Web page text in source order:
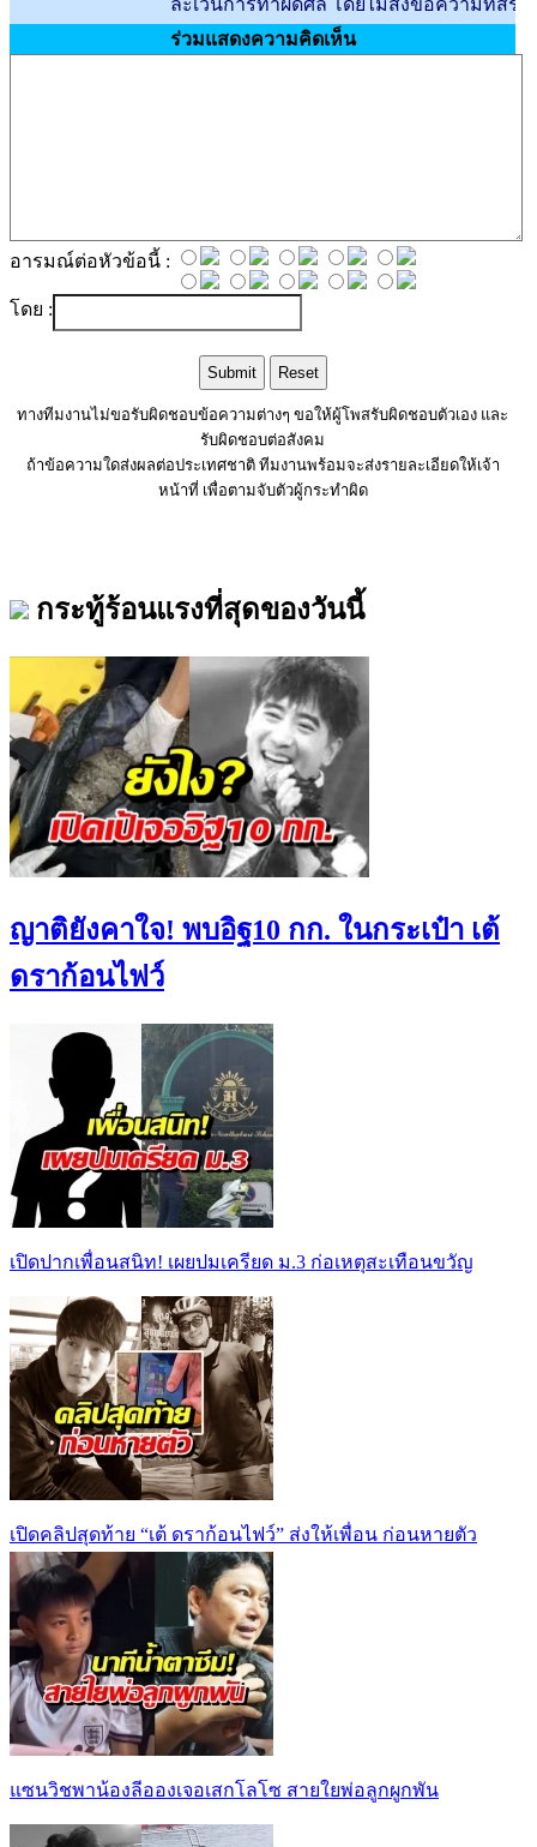
ร่วมแสดงความคิดเห็น
อารมณ์ต่อหัวข้อนี้ :
โดย :
ทางทีมงานไม่ขอรับผิดชอบข้อความต่างๆ ขอให้ผู้โพสรับผิดชอบตัวเอง และ
รับผิดชอบต่อสังคม
ถ้าข้อความใดส่งผลต่อประเทศชาติ ทีมงานพร้อมจะส่งรายละเอียดให้เจ้า
หน้าที่ เพื่อตามจับตัวผู้กระทำผิด
กระทู้ร้อนแรงที่สุดของวันนี้
ญาติยังคาใจ! พบอิฐ10 กก. ในกระเป๋า เต้
ดราก้อนไฟว์
เปิดปากเพื่อนสนิท! เผยปมเครียด ม.3 ก่อเหตุสะเทือนขวัญ
เปิดคลิปสุดท้าย “เต้ ดราก้อนไฟว์” ส่งให้เพื่อน ก่อนหายตัว
แซนวิชพาน้องลีอองเจอเสกโลโซ สายใยพ่อลูกผูกพัน